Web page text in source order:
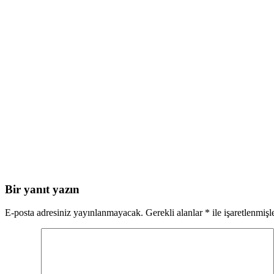
Bir yanıt yazın
E-posta adresiniz yayınlanmayacak. Gerekli alanlar * ile